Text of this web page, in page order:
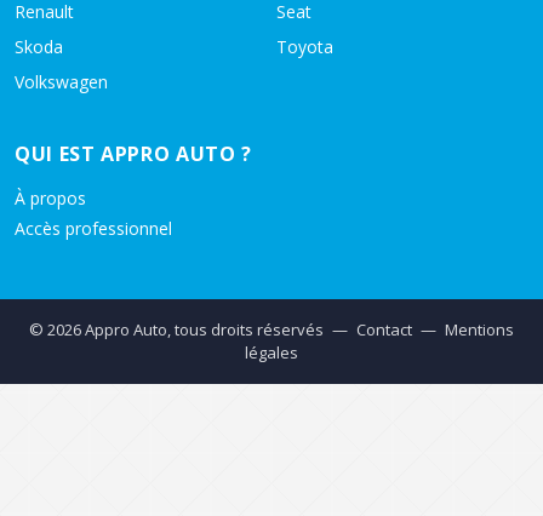
Renault
Seat
Skoda
Toyota
Volkswagen
QUI EST APPRO AUTO ?
À propos
Accès professionnel
© 2026 Appro Auto, tous droits réservés — Contact — Mentions
légales